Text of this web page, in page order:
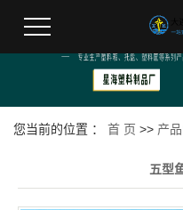
您当前的位置 ： 首 页 >> 产
五型